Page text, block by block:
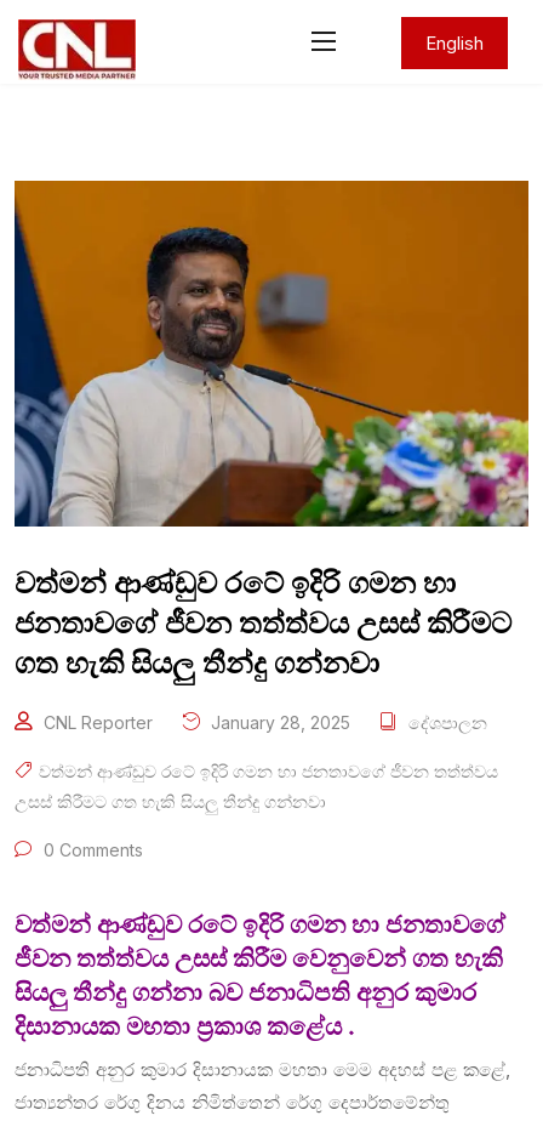
English
වත්මන් ආණ්ඩුව රටේ ඉදිරි ගමන හා
ජනතාවගේ ජීවන තත්ත්වය උසස් කිරීමට
ගත හැකි සියලු තීන්දු ගන්නවා
CNL Reporter January 28, 2025 දේශපාලන
වත්මන් ආණ්ඩුව රටේ ඉදිරි ගමන හා ජනතාවගේ ජීවන තත්ත්වය
උසස් කිරීමට ගත හැකි සියලු තීන්දු ගන්නවා
0 Comments
වත්මන් ආණ්ඩුව රටේ ඉදිරි ගමන හා ජනතාවගේ
ජීවන තත්ත්වය උසස් කිරීම වෙනුවෙන් ගත හැකි
සියලු තීන්දු ගන්නා බව ජනාධිපති අනුර කුමාර
දිසානායක මහතා ප්‍රකාශ කළේය .
ජනාධිපති අනුර කුමාර දිසානායක මහතා මෙම අදහස් පළ කළේ,
ජාත්‍යන්තර රේගු දිනය නිමිත්තෙන් රේගු දෙපාර්තමේන්තු